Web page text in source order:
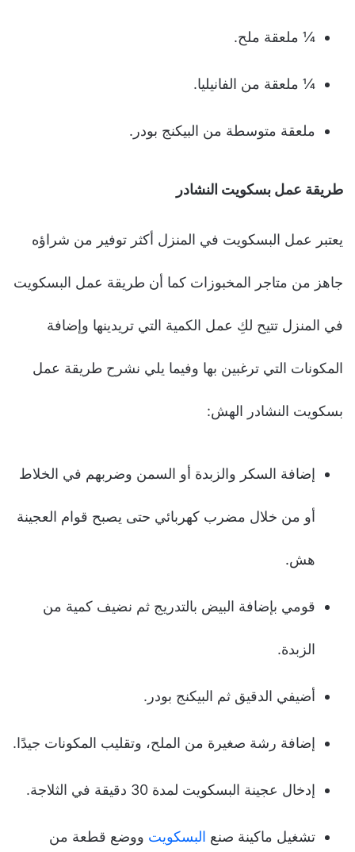
¼ ملعقة ملح.
¼ ملعقة من الفانيليا.
ملعقة متوسطة من البيكنج بودر.
طريقة عمل بسكويت النشادر
يعتبر عمل البسكويت في المنزل أكثر توفير من شراؤه
جاهز من متاجر المخبوزات كما أن طريقة عمل البسكويت
في المنزل تتيح لكِ عمل الكمية التي تريدينها وإضافة
المكونات التي ترغبين بها وفيما يلي نشرح طريقة عمل
بسكويت النشادر الهش:
إضافة السكر والزبدة أو السمن وضربهم في الخلاط
أو من خلال مضرب كهربائي حتى يصبح قوام العجينة
هش.
قومي بإضافة البيض بالتدريج ثم نضيف كمية من
الزبدة.
أضيفي الدقيق ثم البيكنج بودر.
إضافة رشة صغيرة من الملح، وتقليب المكونات جيدًا.
إدخال عجينة البسكويت لمدة 30 دقيقة في الثلاجة.
تشغيل ماكينة صنع البسكويت ووضع قطعة من